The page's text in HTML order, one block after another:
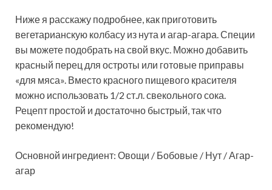
Ниже я расскажу подробнее, как приготовить
вегетарианскую колбасу из нута и агар-агара. Специи
вы можете подобрать на свой вкус. Можно добавить
красный перец для остроты или готовые приправы
«для мяса». Вместо красного пищевого красителя
можно использовать 1/2 ст.л. свекольного сока.
Рецепт простой и достаточно быстрый, так что
рекомендую!
Основной ингредиент: Овощи / Бобовые / Нут / Агар-
агар